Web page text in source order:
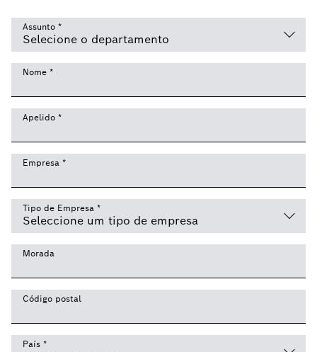
Assunto *
Nome *
Apelido *
Empresa *
Tipo de Empresa *
Morada
Código postal
País *